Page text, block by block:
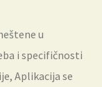
u
i specifičnosti
Aplikacija se